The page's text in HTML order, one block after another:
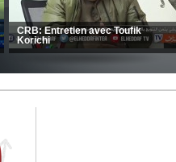
MCA: Kaci-Saïd évoque le large
succès du Mouloudia face au FC
MFM